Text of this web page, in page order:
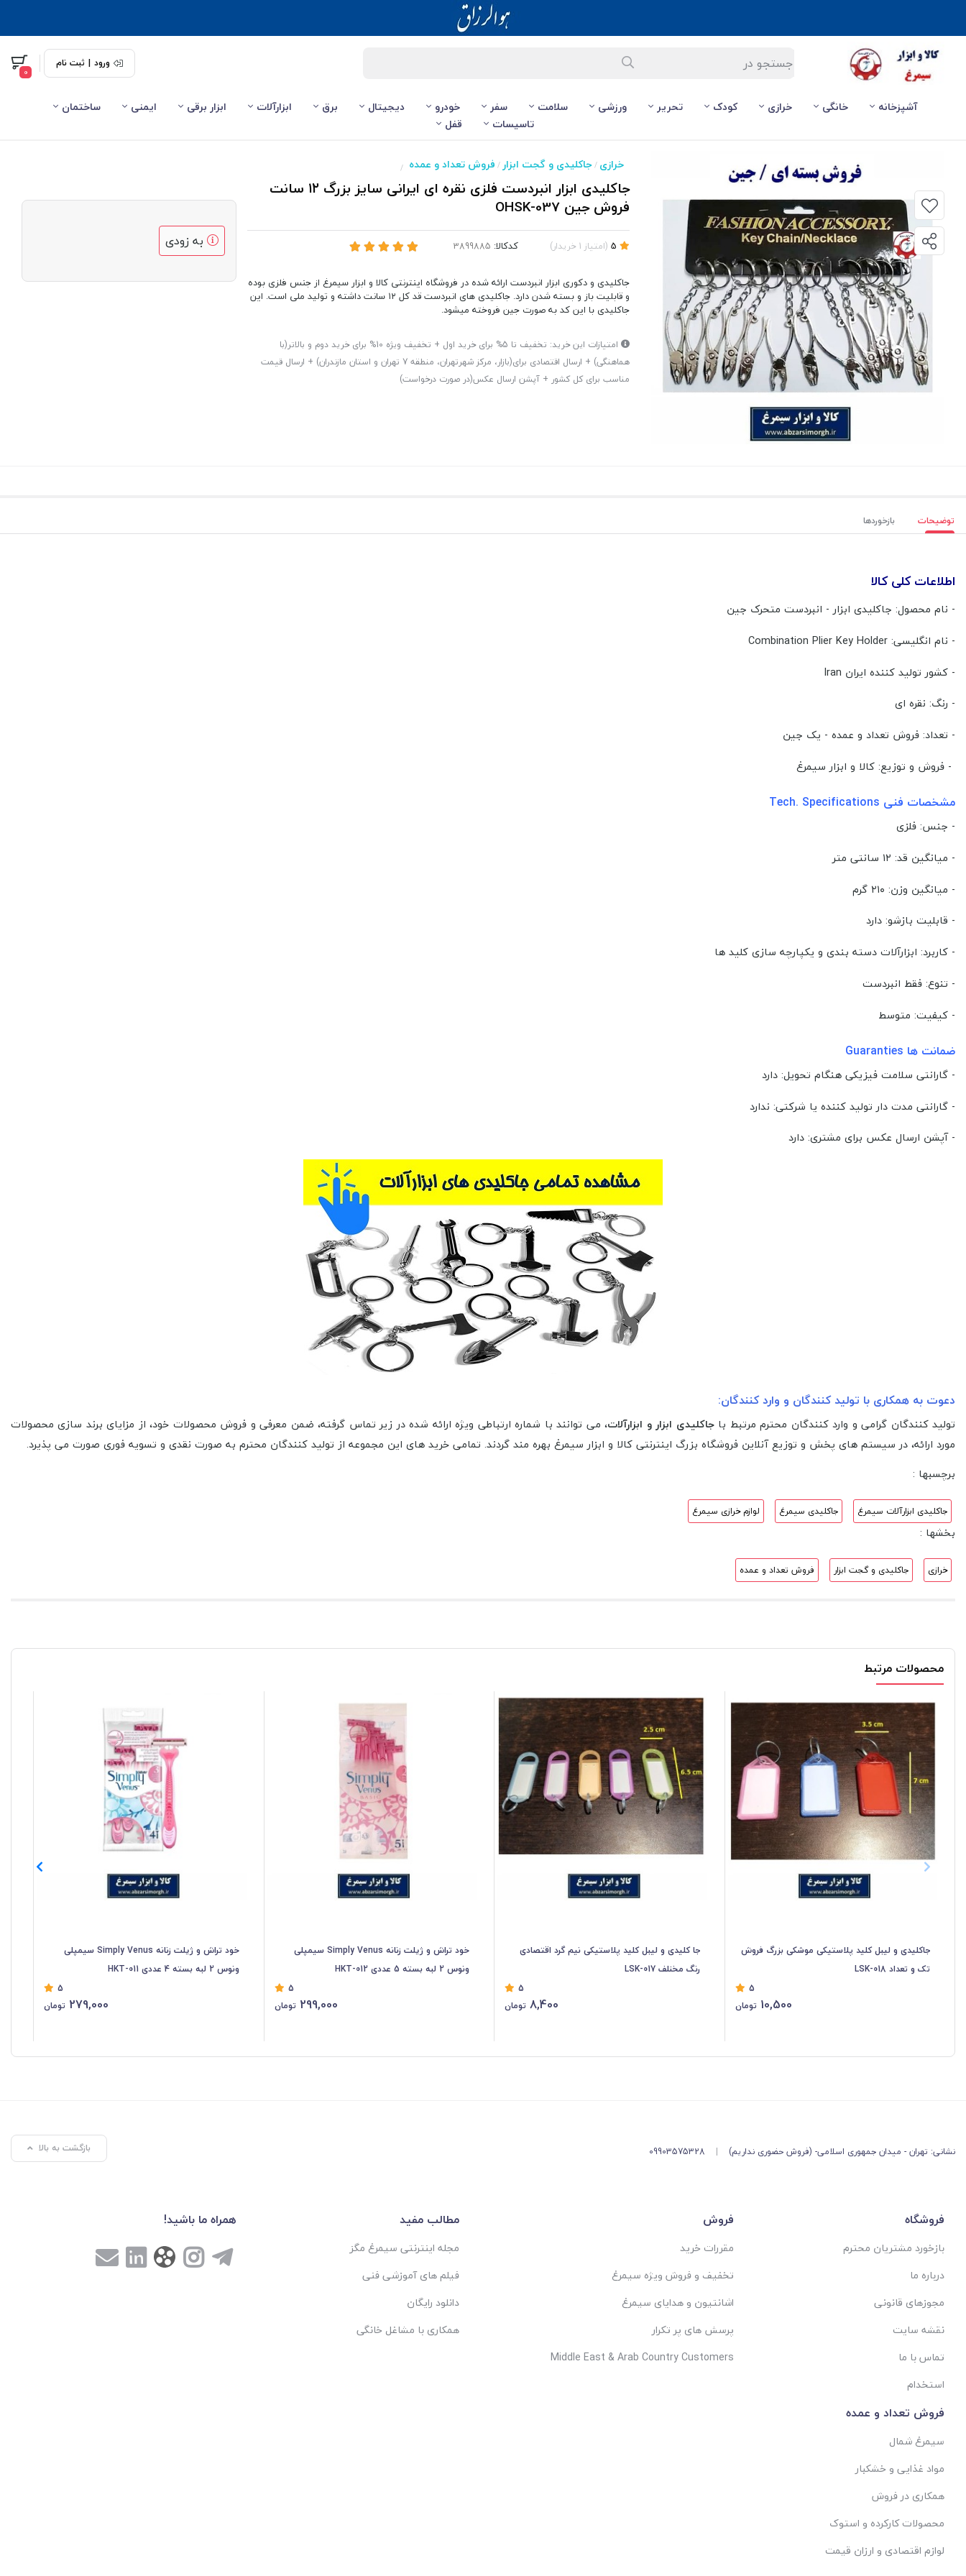
ورود | ثبت نام
0
آشپزخانه خانگی خرازی کودک تحریر ورزشی سلامت سفر خودرو دیجیتال برق ابزارآلات ابزار برقی ایمنی
ساختمان
تاسیسات
قفل
خرازی /جاکلیدی و گجت ابزار/ فروش تعداد و عمده /
جاکلیدی ابزار انبردست فلزی نقره ای ایرانی سایز بزرگ ۱۲ سانت
فروش جین OHSK-037
(امتیاز 1 خریدار) کدکالا:
جاکلیدی و دکوری ابزار انبردست ارائه شده در فروشگاه اینترنتی کالا و ابزار سیمرغ از جنس فلزی بوده
و قابلیت باز و بسته شدن دارد. جاکلیدی های انبردست قد کل ۱۲ سانت داشته و تولید ملی است. این
جاکلیدی با این کد به صورت جین فروخته میشود.
امتیازات این خرید: تخفیف تا 5% برای خرید اول + تخفیف ویژه 10% برای خرید دوم و بالاتر(با
هماهنگی) + ارسال اقتصادی برای(بازار، مرکز شهرتهران، منطقه 7 تهران و استان مازندران) + ارسال قیمت
مناسب برای کل کشور + آپشن ارسال عکس(در صورت درخواست)
به زودی
توضیحات بازخوردها
اطلاعات کلی کالا
- نام محصول: جاکلیدی ابزار - انبردست متحرک جین
- نام انگلیسی: Combination Plier Key Holder
- کشور تولید کننده ایران Iran
- رنگ: نقره ای
- تعداد: فروش تعداد و عمده - یک جین
- فروش و توزیع: کالا و ابزار سیمرغ
مشخصات فنی Tech. Specifications
- جنس: فلزی
- میانگین قد: ۱۲ سانتی متر
- میانگین وزن: ۲۱۰ گرم
- قابلیت بازشو: دارد
- کاربرد: ابزارآلات دسته بندی و یکپارچه سازی کلید ها
- تنوع: فقط انبردست
- کیفیت: متوسط
ضمانت ها Guaranties
- گارانتی سلامت فیزیکی هنگام تحویل: دارد
- گارانتی مدت دار تولید کننده یا شرکتی: ندارد
- آپشن ارسال عکس برای مشتری: دارد
دعوت به همکاری با تولید کنندگان و وارد کنندگان:
تولید کنندگان گرامی و وارد کنندگان محترم مرتبط باجاکلیدی ابزار و ابزارآلات، می توانند با شماره ارتباطی ویژه ارائه شده در زیر تماس گرفته، ضمن معرفی و فروش محصولات خود، از مزایای برند سازی محصولات
مورد ارائه، در سیستم های پخش و توزیع آنلاین فروشگاه بزرگ اینترنتی کالا و ابزار سیمرغ بهره مند گردند. تمامی خرید های این مجموعه از تولید کنندگان محترم به صورت نقدی و تسویه فوری صورت می پذیرد.
برچسبها :
جاکلیدی ابزارآلات سیمرغ جاکلیدی سیمرغ لوازم خرازی سیمرغ
بخشها :
خرازی جاکلیدی و گجت ابزار فروش تعداد و عمده
محصولات مرتبط
جاکلیدی و لیبل کلید پلاستیکی موشکی بزرگ فروش
تک و تعداد LSK-018
5
10,500 تومان
جا کلیدی و لیبل کلید پلاستیکی نیم گرد اقتصادی
رنگ مخنلف LSK-017
5
8,400 تومان
خود تراش و ژیلت زنانه Simply Venus سیمپلی
ونوس 2 لبه بسته 5 عددی HKT-012
5
299,000 تومان
خود تراش و ژیلت زنانه Simply Venus سیمپلی
ونوس 2 لبه بسته 4 عددی HKT-011
5
279,000 تومان
نشانی: تهران - میدان جمهوری اسلامی- (فروش حضوری نداریم) |
09903575328 بازگشت به بالا
فروشگاه
بازخورد مشتریان محترم
درباره ما
مجوزهای قانونی
نقشه سایت
تماس با ما
استخدام
فروش
مقررات خرید
تخفیف و فروش ویژه سیمرغ
اشانتیون و هدایای سیمرغ
پرسش های پر تکرار
Middle East & Arab Country Customers
مطالب مفید
مجله اینترنتی سیمرغ مگز
فیلم های آموزشی فنی
دانلود رایگان
همکاری با مشاغل خانگی
فروش تعداد و عمده
سیمرغ شمال
مواد غذایی و خشکبار
همکاری در فروش
محصولات کارکرده و استوک
لوازم اقتصادی و ارزان قیمت
همراه ما باشید!